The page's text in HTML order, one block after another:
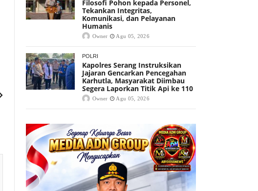
Filosofi Pohon kepada Personel,
Tekankan Integritas,
Komunikasi, dan Pelayanan
Humanis
Owner Agu 05, 2026
POLRI
Kapolres Serang Instruksikan
Jajaran Gencarkan Pencegahan
Karhutla, Masyarakat Diimbau
Segera Laporkan Titik Api ke 110
Owner Agu 05, 2026